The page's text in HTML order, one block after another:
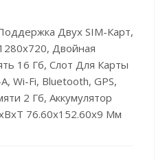
Двух SIM-Карт,
Двойная
16 Гб, Слот Для Карты
Wi-Fi, Bluetooth, GPS,
2 Гб, Аккумулятор
76.60x152.60x9 Мм